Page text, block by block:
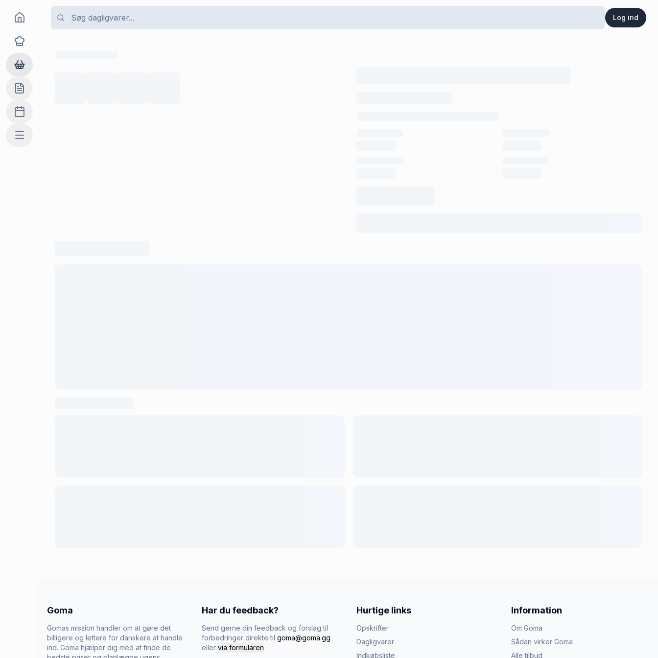
Log ind
Goma
Opskrifter
Dagligvarer
Indkøbslisten
Madplan
Mere
Goma
Gomas mission handler om at gøre det
billigere og lettere for danskere at handle
ind. Goma hjælper dig med at finde de
Har du feedback?
Send gerne din feedback og forslag til
forbedringer direkte til goma@goma.gg
eller via formularen
Hurtige links
Opskrifter
Dagligvarer
Indkøbsliste
Information
Om Goma
Sådan virker Goma
Alle tilbud